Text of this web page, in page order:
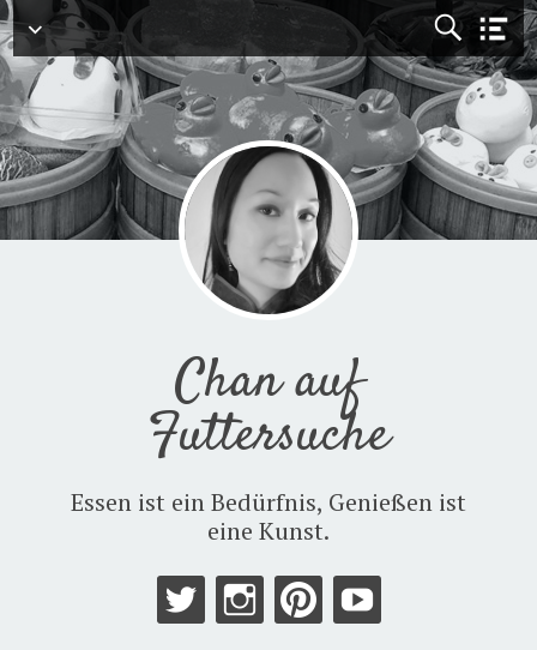
Menü
Chan auf
Futtersuche
Essen ist ein Bedürfnis, Genießen ist
eine Kunst.